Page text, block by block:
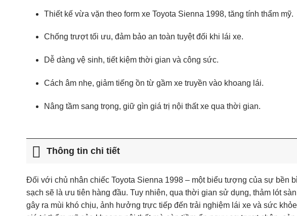
Thiết kế vừa vặn theo form xe Toyota Sienna 1998, tăng tính thẩm mỹ.
Chống trượt tối ưu, đảm bảo an toàn tuyệt đối khi lái xe.
Dễ dàng vệ sinh, tiết kiệm thời gian và công sức.
Cách âm nhẹ, giảm tiếng ồn từ gầm xe truyền vào khoang lái.
Nâng tầm sang trọng, giữ gìn giá trị nội thất xe qua thời gian.
Thông tin chi tiết
Đối với chủ nhân chiếc Toyota Sienna 1998 – một biểu tượng của sự bền
sạch sẽ là ưu tiên hàng đầu. Tuy nhiên, qua thời gian sử dụng, thảm lót
gây ra mùi khó chịu, ảnh hưởng trực tiếp đến trải nghiệm lái xe và sức